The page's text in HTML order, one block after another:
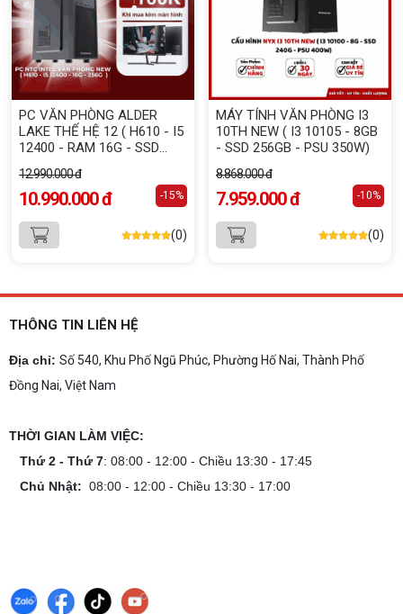
PC VĂN PHÒNG ALDER
LAKE THẾ HỆ 12 ( H610 - I5
12400 - RAM 16G - SSD
12.990.000 đ
10.990.000 đ -15%
(0)
MÁY TÍNH VĂN PHÒNG I3
10TH NEW ( I3 10105 - 8GB
- SSD 256GB - PSU 350W)
8.868.000 đ
7.959.000 đ -10%
(0)
THÔNG TIN LIÊN HỆ
Địa chỉ: Số 540, Khu Phố Ngũ Phúc, Phường Hố Nai, Thành Phố
Đồng Nai, Việt Nam
THỜI GIAN LÀM VIỆC:
Thứ 2 - Thứ 7: 08:00 - 12:00 - Chiều 13:30 - 17:45
Chủ Nhật: 08:00 - 12:00 - Chiều 13:30 - 17:00